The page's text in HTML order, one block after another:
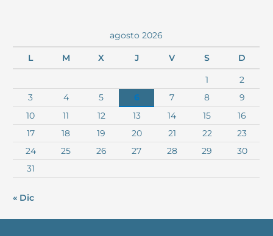
agosto 2026
L M X J V S D
1
2
3
4 5 6 7 8
9
10
11 12 13 14 15
16
17
18 19 20 21 22
23
24
25 26 27 28 29
30
31
« Dic